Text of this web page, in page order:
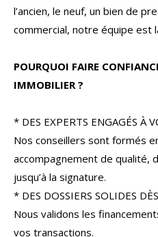
l’ancien, le neuf, un bien de
commercial, notre équipe est
POURQUOI FAIRE
IMMOBILIER ?
* DES EXPERTS ENGAGÉS À
Nos conseillers sont formés
accompagnement de qualité,
jusqu’à la signature.
* DES DOSSIERS SOLIDES
Nous validons les
vos transactions.
Référence
AFFINER
COUPS DE COEUR